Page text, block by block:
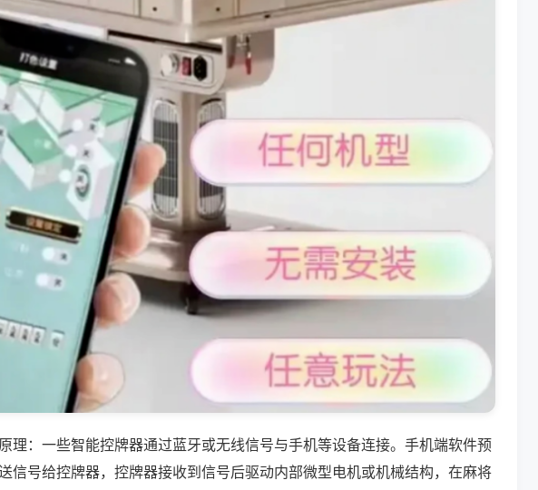
理：一些智能控牌器通过蓝牙或无线信号与手机等设备连接。手机端软件预
信号给控牌器，控牌器接收到信号后驱动内部微型电机或机械结构，在麻将